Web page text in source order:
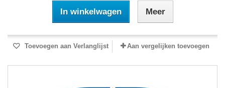
In winkelwagen Meer
Toevoegen aan Verlanglijst Aan vergelijken toevoegen